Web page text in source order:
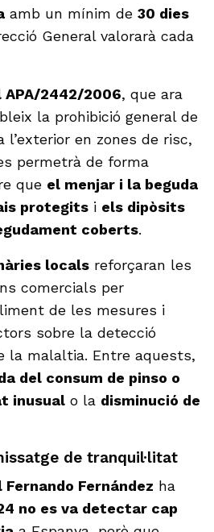
amb un mínim de30 dies
General valorarà cada
2442/2006, que ara
la prohibició general de
l’exterior en zones de risc,
permetrà de forma
que el menjar i la beguda
protegits i els dipòsits
coberts.
locals reforçaran les
comercials per
de les mesures i
sobre la detecció
la malaltia. Entre aquests,
del consum de pinso o
inusual o la disminució de
de tranquil·litat
Fernández ha
no es va detectar cap